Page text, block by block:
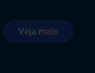
Veja mais